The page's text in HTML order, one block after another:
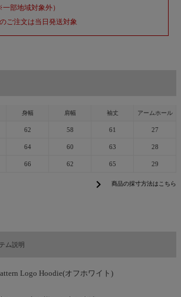
部地域対象外）
ご注文は当日発送対象
身幅 肩幅 袖丈 アームホール
62 58 61 27
64 60 63 28
66 62 65 29
chevron_right 商品の採寸方法はこちら
ム説明
Logo Hoodie(オフホワイト)